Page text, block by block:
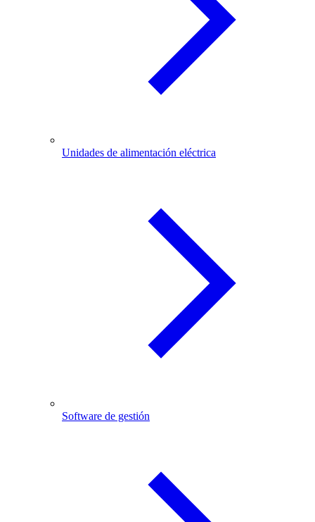
Unidades de alimentación eléctrica
Software de gestión